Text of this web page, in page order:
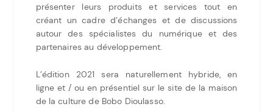
présenter leurs produits et services tout en
créant un cadre d’échanges et de discussions
autour des spécialistes du numérique et des
partenaires au développement.
L’édition 2021 sera naturellement hybride, en
ligne et / ou en présentiel sur le site de la maison
de la culture de Bobo Dioulasso.